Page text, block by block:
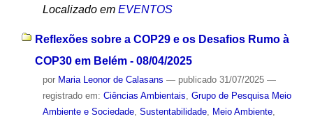
Localizado em EVENTOS
Reflexões sobre a COP29 e os Desafios Rumo à
COP30 em Belém - 08/04/2025
por Maria Leonor de Calasans — publicado31/07/2025 —
registrado em: Ciências Ambientais Grupo de Pesquisa Meio
Ambiente e Sociedade, Sustentabilidade, Meio Ambiente,